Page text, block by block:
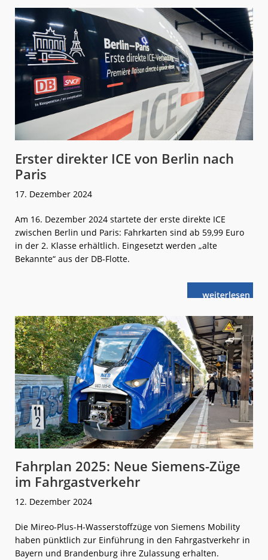
Erster direkter ICE von Berlin nach
Paris
17. Dezember 2024
Am 16. Dezember 2024 startete der erste direkte ICE
zwischen Berlin und Paris: Fahrkarten sind ab 59,99 Euro
in der 2. Klasse erhältlich. Eingesetzt werden „alte
Bekannte“ aus der DB-Flotte.
weiterlese
nErster
Berlin
nach
Paris
Fahrplan 2025: Neue Siemens-Züge
im Fahrgastverkehr
12. Dezember 2024
Die Mireo-Plus-H-Wasserstoffzüge von Siemens Mobility
haben pünktlich zur Einführung in den Fahrgastverkehr in
Bayern und Brandenburg ihre Zulassung erhalten.